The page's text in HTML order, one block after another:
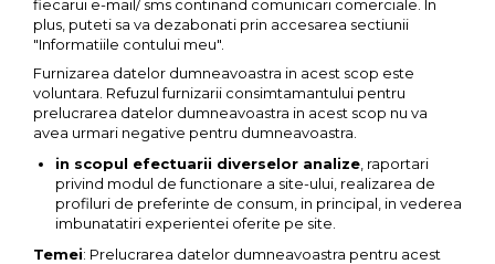
fiecarui e-mail/ sms continand comunicari comerciale. In
plus, puteti sa va dezabonati prin accesarea sectiunii
"Informatiile contului meu".
Furnizarea datelor dumneavoastra in acest scop este
voluntara. Refuzul furnizarii consimtamantului pentru
prelucrarea datelor dumneavoastra in acest scop nu va
avea urmari negative pentru dumneavoastra.
in scopul efectuarii diverselor analize , raportari
privind modul de functionare a site-ului, realizarea de
profiluri de preferinte de consum, in principal, in vederea
imbunatatiri experientei oferite pe site.
Temei: Prelucrarea datelor dumneavoastra pentru acest